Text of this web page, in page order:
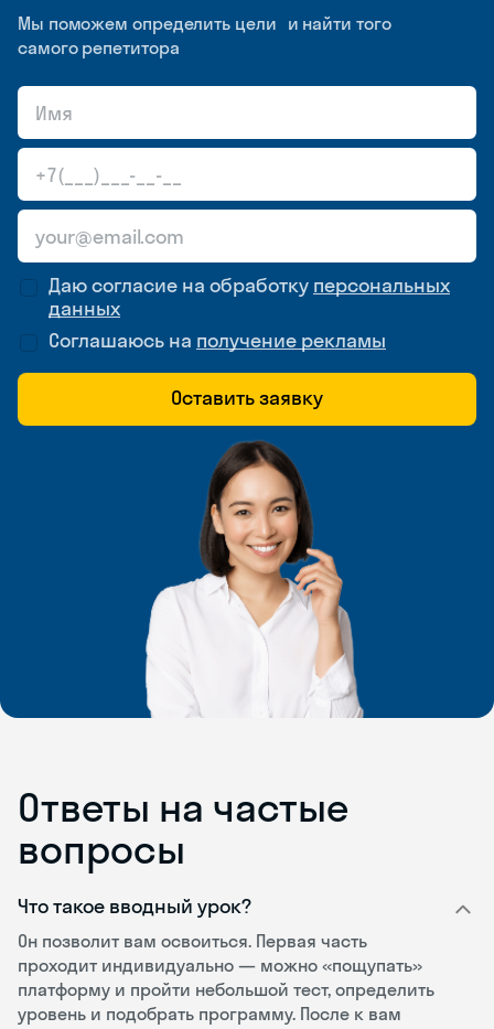
Мы поможем определить цели и найти того
самого репетитора
Даю согласие на обработку персональных
данных
Соглашаюсь на получение рекламы
Оставить заявку
Ответы на частые
вопросы
Что такое вводный урок?
Он позволит вам освоиться. Первая часть
проходит индивидуально — можно «пощупать»
платформу и пройти небольшой тест, определить
уровень и подобрать программу. После к вам